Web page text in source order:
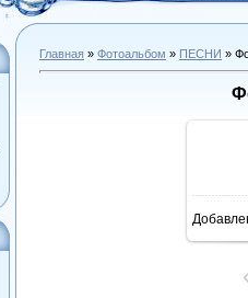
Главная » Фотоальбом » ПЕСНИ »